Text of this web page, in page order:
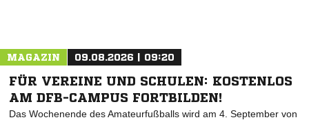
MAGAZIN 09.08.2026 | 09:20
FÜR VEREINE UND SCHULEN: KOSTENLOS
AM DFB-CAMPUS FORTBILDEN!
Das Wochenende des Amateurfußballs wird am 4. September von